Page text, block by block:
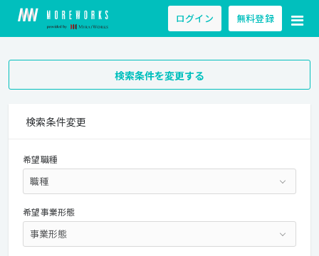
ログイン 無料登録
検索条件を変更する
検索条件変更
希望職種
希望事業形態